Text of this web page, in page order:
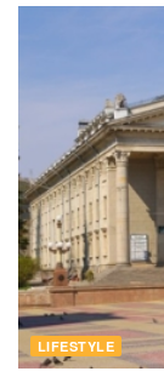
LIFESTYLE